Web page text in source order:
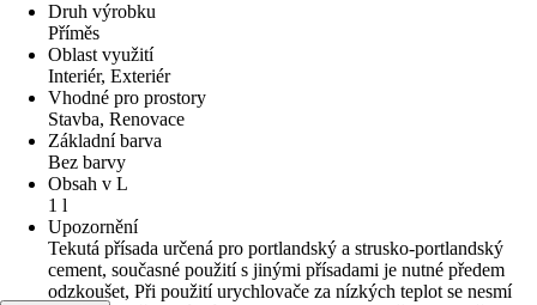
Druh výrobku
Příměs
Oblast využití
Interiér, Exteriér
Vhodné pro prostory
Stavba, Renovace
Základní barva
Bez barvy
Obsah v L
1 l
Upozornění
Tekutá přísada určená pro portlandský a strusko-portlandský
cement, současné použití s jinými přísadami je nutné předem
odzkoušet, Při použití urychlovače za nízkých teplot se nesmí